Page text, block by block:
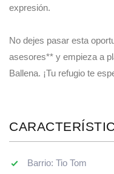
expresión.
No dejes pasar esta
asesores** y empieza a
Ballena. ¡Tu refugio te
Barrio: Tio Tom